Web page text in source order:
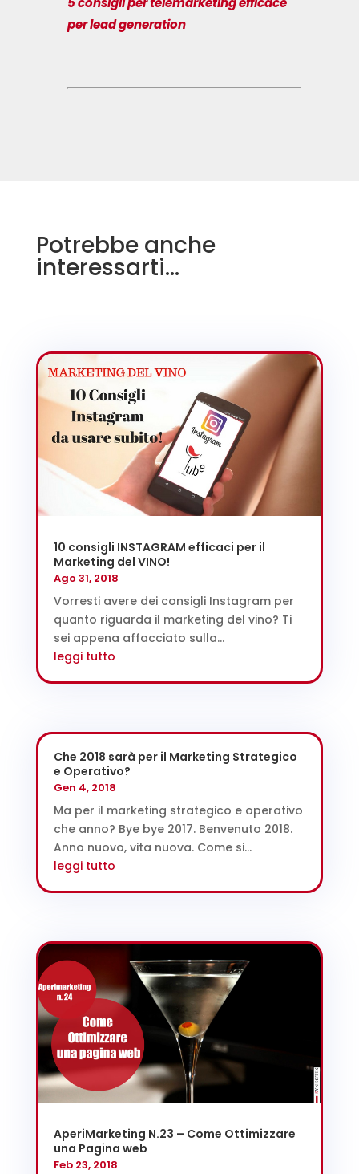
per lead generation
Potrebbe anche
interessarti…
10 consigli INSTAGRAM efficaci per il
Marketing del VINO!
Ago 31, 2018
Vorresti avere dei consigli Instagram per
quanto riguarda il marketing del vino? Ti
sei appena affacciato sulla...
leggi tutto
Che 2018 sarà per il Marketing Strategico
e Operativo?
Gen 4, 2018
Ma per il marketing strategico e operativo
che anno? Bye bye 2017. Benvenuto 2018.
Anno nuovo, vita nuova. Come si...
leggi tutto
AperiMarketing N.23 – Come Ottimizzare
una Pagina web
Feb 23, 2018